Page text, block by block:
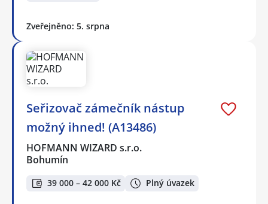
Zveřejněno: 5. srpna
Seřizovač zámečník nástup
možný ihned! (A13486)
HOFMANN WIZARD s.r.o.
Bohumín
39 000 – 42 000 Kč Plný úvazek